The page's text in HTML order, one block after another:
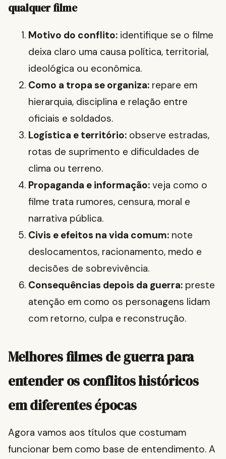
qualquer filme
Motivo do conflito: identifique se o filme
deixa claro uma causa política, territorial,
ideológica ou econômica.
Como a tropa se organiza: repare em
hierarquia, disciplina e relação entre
oficiais e soldados.
Logística e território: observe estradas,
rotas de suprimento e dificuldades de
clima ou terreno.
Propaganda e informação: veja como o
filme trata rumores, censura, moral e
narrativa pública.
Civis e efeitos na vida comum: note
deslocamentos, racionamento, medo e
decisões de sobrevivência.
Consequências depois da guerra: preste
atenção em como os personagens lidam
com retorno, culpa e reconstrução.
Melhores filmes de guerra para
entender os conflitos históricos
em diferentes épocas
Agora vamos aos títulos que costumam
funcionar bem como base de entendimento. A